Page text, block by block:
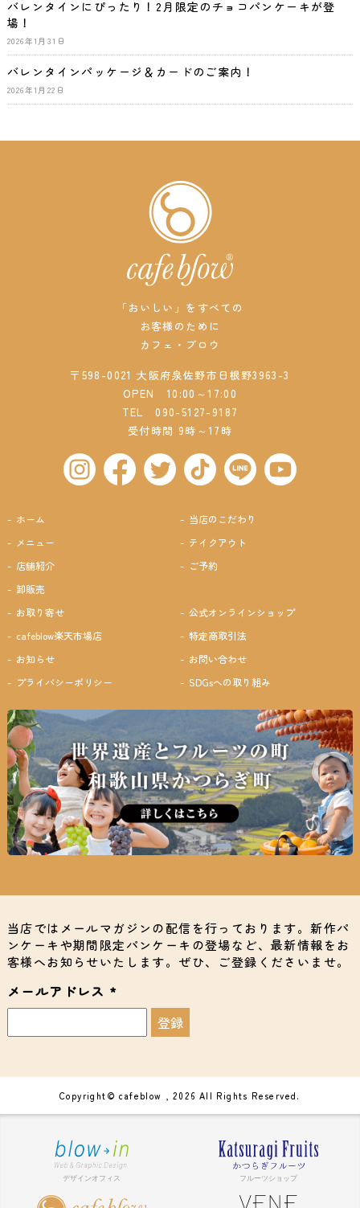
バレンタインにぴったり！2月限定のチョコパンケーキが登
場！
2026年1月31日
バレンタインパッケージ＆カードのご案内！
2026年1月22日
「おいしい」をすべての
お客様のために
カフェ・ブロウ
〒598-0021 大阪府泉佐野市日根野3963-3
OPEN 10:00～17:00
TEL090-5127-9187
受付時間 9時～17時
ホーム
当店のこだわり
メニュー
テイクアウト
店舗紹介
ご予約
卸販売
お取り寄せ
公式オンラインショップ
cafeblow楽天市場店
特定商取引法
お知らせ
お問い合わせ
プライバシーポリシー
SDGsへの取り組み
当店ではメールマガジンの配信を行っております。新作パ
ンケーキや期間限定パンケーキの登場など、最新情報をお
客様へお知らせいたします。ぜひ、ご登録くださいませ。
メールアドレス *
Copyright© cafeblow , 2026 All Rights Reserved.